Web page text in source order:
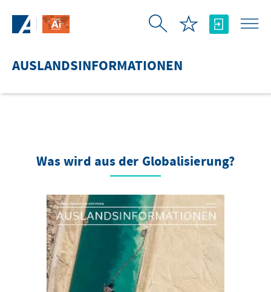
AUSLANDSINFORMATIONEN
Was wird aus der Globalisierung?